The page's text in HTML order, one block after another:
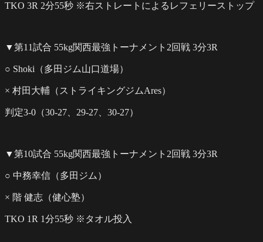
TKO 3R 2分55秒 ※右ストレートによるレフェリーストップ
▼第11試合 55kg関西最強トーナメント2回戦 3分3R
○ Shoki（多田ジム山口道場）
× 村田大輔（ストライキングジムAres）
判定3-0（30-27、29-27、30-27）
▼第10試合 55kg関西最強トーナメント2回戦 3分3R
○ 中務幸信（多田ジム）
× 階 健志（健心塾）
TKO 1R 1分55秒 ※タオル投入